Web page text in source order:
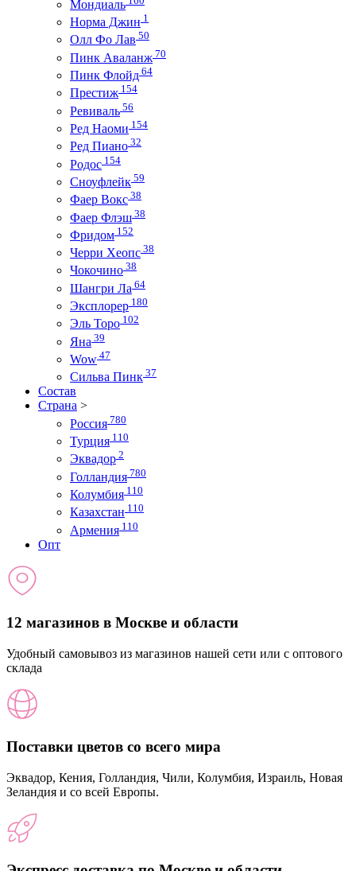
Мондиаль
Норма Джин 1
Олл Фо Лав 50
Пинк Аваланж 70
Пинк Флойд 64
Престиж 154
Ревиваль 56
Ред Наоми 154
Ред Пиано 32
Родос 154
Сноуфлейк 59
Фаер Вокс 38
Фаер Флэш 38
Фридом 152
Черри Хеопс 38
Чокочино 38
Шангри Ла 64
Эксплорер 180
Эль Торо 102
Яна 39
Wow 47
Сильва Пинк 37
Состав
Страна >
Россия 780
Турция 110
Эквадор 2
Голландия 780
Колумбия 110
Казахстан 110
Армения 110
Опт
12 магазинов в Москве и области
Удобный самовывоз из магазинов нашей сети или с оптового
склада
Поставки цветов со всего мира
Эквадор, Кения, Голландия, Чили, Колумбия, Израиль, Новая
Зеландия и со всей Европы.